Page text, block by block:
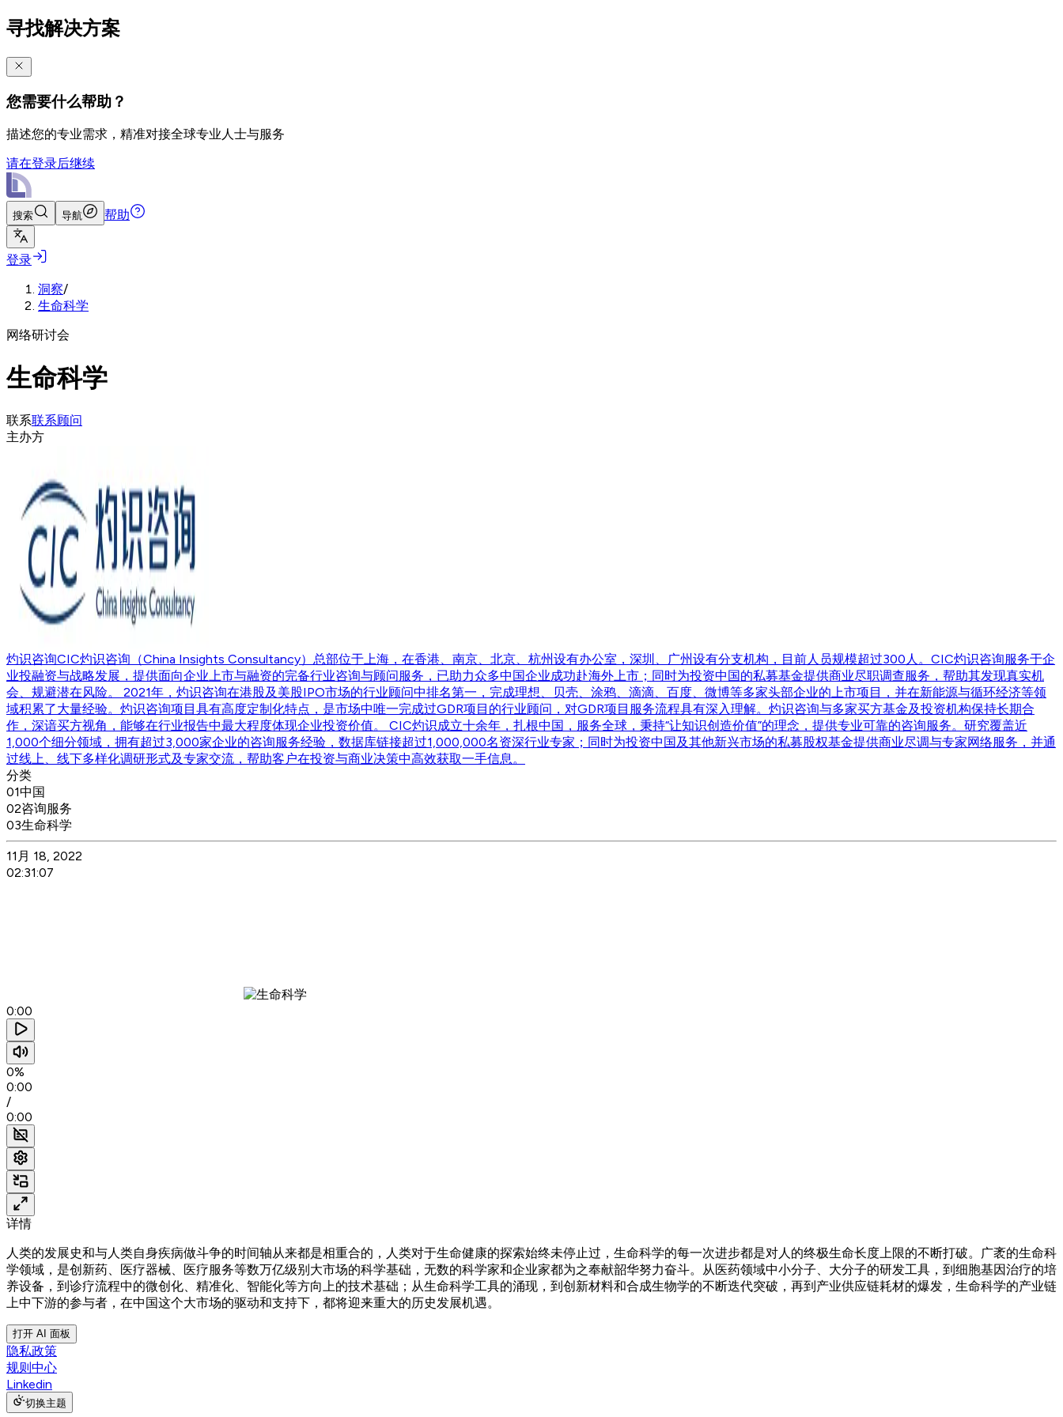
寻找解决方案
您需要什么帮助？
描述您的专业需求，精准对接全球专业人士与服务
请在登录后继续
搜索 导航 帮助
登录
洞察/
生命科学
网络研讨会
生命科学
联系联系顾问
主办方
灼识咨询CIC灼识咨询（China Insights Consultancy）总部位于上海，在香港、南京、北京、杭州设有办公室，深圳、广州设有分支机构，目前人员规模超过300人。CIC灼识咨询服务于企
业投融资与战略发展，提供面向企业上市与融资的完备行业咨询与顾问服务，已助力众多中国企业成功赴海外上市；同时为投资中国的私募基金提供商业尽职调查服务，帮助其发现真实机
会、规避潜在风险。 2021年，灼识咨询在港股及美股IPO市场的行业顾问中排名第一，完成理想、贝壳、涂鸦、滴滴、百度、微博等多家头部企业的上市项目，并在新能源与循环经济等领
域积累了大量经验。灼识咨询项目具有高度定制化特点，是市场中唯一完成过GDR项目的行业顾问，对GDR项目服务流程具有深入理解。灼识咨询与多家买方基金及投资机构保持长期合
作，深谙买方视角，能够在行业报告中最大程度体现企业投资价值。 CIC灼识成立十余年，扎根中国，服务全球，秉持“让知识创造价值”的理念，提供专业可靠的咨询服务。研究覆盖近
1,000个细分领域，拥有超过3,000家企业的咨询服务经验，数据库链接超过1,000,000名资深行业专家；同时为投资中国及其他新兴市场的私募股权基金提供商业尽调与专家网络服务，并通
过线上、线下多样化调研形式及专家交流，帮助客户在投资与商业决策中高效获取一手信息。
分类
01中国
02咨询服务
03生命科学
11月 18, 2022
02:31:07
0:00
0%
0:00
/
0:00
详情
人类的发展史和与人类自身疾病做斗争的时间轴从来都是相重合的，人类对于生命健康的探索始终未停止过，生命科学的每一次进步都是对人的终极生命长度上限的不断打破。广袤的生命科
学领域，是创新药、医疗器械、医疗服务等数万亿级别大市场的科学基础，无数的科学家和企业家都为之奉献韶华努力奋斗。从医药领域中小分子、大分子的研发工具，到细胞基因治疗的培
养设备，到诊疗流程中的微创化、精准化、智能化等方向上的技术基础；从生命科学工具的涌现，到创新材料和合成生物学的不断迭代突破，再到产业供应链耗材的爆发，生命科学的产业链
上中下游的参与者，在中国这个大市场的驱动和支持下，都将迎来重大的历史发展机遇。
打开 AI 面板
隐私政策
规则中心
Linkedin
切换主题